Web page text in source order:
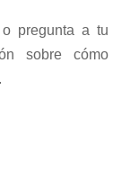
pregunta a tu
sobre cómo